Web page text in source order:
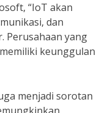
“IoT akan
dan
Perusahaan yang
keunggulan
menjadi sorotan